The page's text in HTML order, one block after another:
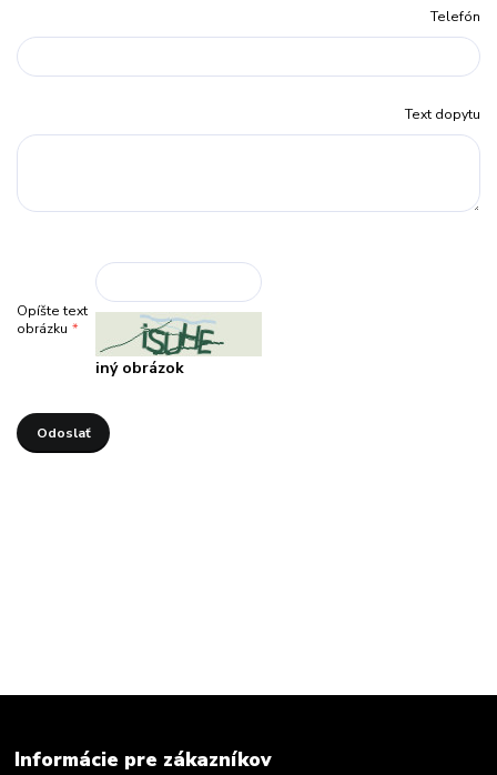
Telefón
Text dopytu
Opíšte text
obrázku *
iný obrázok
Informácie pre zákazníkov